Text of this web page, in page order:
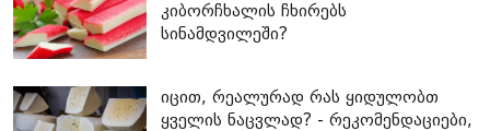
კიბორჩხალის ჩხირებს
სინამდვილეში?
იცით, რეალურად რას ყიდულობთ
ყველის ნაცვლად? - რეკომენდაციები,